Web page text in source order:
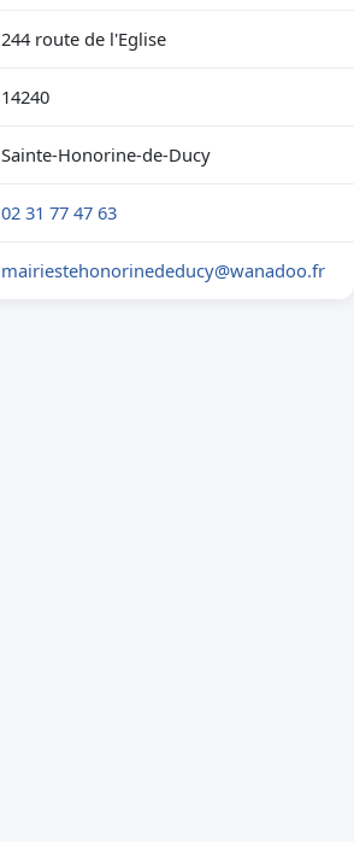
244 route de l'Eglise
14240
Sainte-Honorine-de-Ducy
02 31 77 47 63
mairiestehonorinededucy@wanadoo.fr